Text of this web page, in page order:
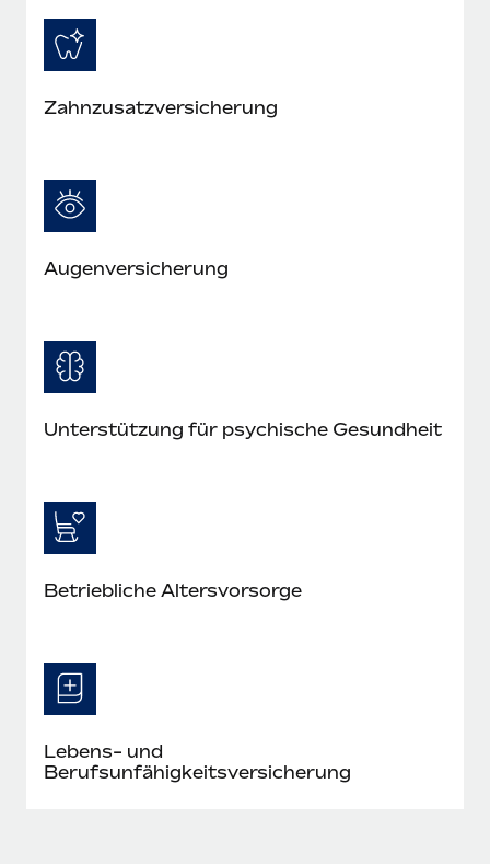
Zahnzusatzversicherung
Augenversicherung
Unterstützung für psychische Gesundheit
Betriebliche Altersvorsorge
Lebens- und
Berufsunfähigkeitsversicherung